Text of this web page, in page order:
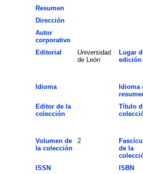
Resumen
Dirección
Autor
corporativo
Editorial
Universidad
de León
Lugar
edición
Idioma
Idioma
Editor de la
colección
Título
Volumen de
la colección
2
de la
ISSN
ISBN